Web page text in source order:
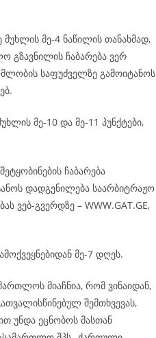
მე-4 ნაწილის თანახმად,
გზავნილის ჩაბარება ვერ
საფუძველზე გამოიტანოს
მე-10 და მე-11 პუნქტები,
ჩაბარება
დადგენილება საარბიტრაჟო
ვებ-გვერდზე – WWW.GAT.GE,
მე-7 დღეს.
მიაჩნია, რომ ვინაიდან,
შემთხვევას,
უნდა ეცნობოს მასთან